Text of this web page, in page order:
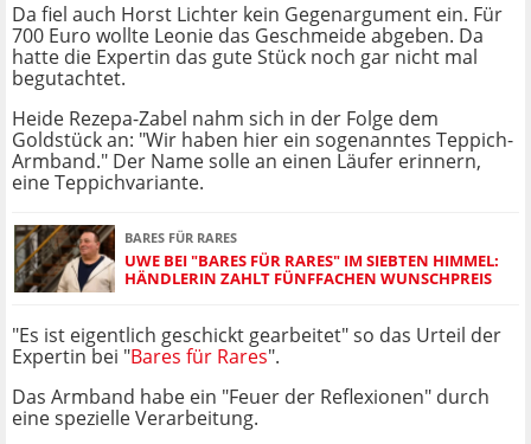
Da fiel auch Horst Lichter kein Gegenargument ein. Für
700 Euro wollte Leonie das Geschmeide abgeben. Da
hatte die Expertin das gute Stück noch gar nicht mal
begutachtet.
Heide Rezepa-Zabel nahm sich in der Folge dem
Goldstück an: "Wir haben hier ein sogenanntes Teppich-
Armband." Der Name solle an einen Läufer erinnern,
eine Teppichvariante.
BARES FÜR RARES
UWE BEI "BARES FÜR RARES" IM SIEBTEN HIMMEL:
HÄNDLERIN ZAHLT FÜNFFACHEN WUNSCHPREIS
"Es ist eigentlich geschickt gearbeitet" so das Urteil der
Expertin bei "Bares für Rares".
Das Armband habe ein "Feuer der Reflexionen" durch
eine spezielle Verarbeitung.